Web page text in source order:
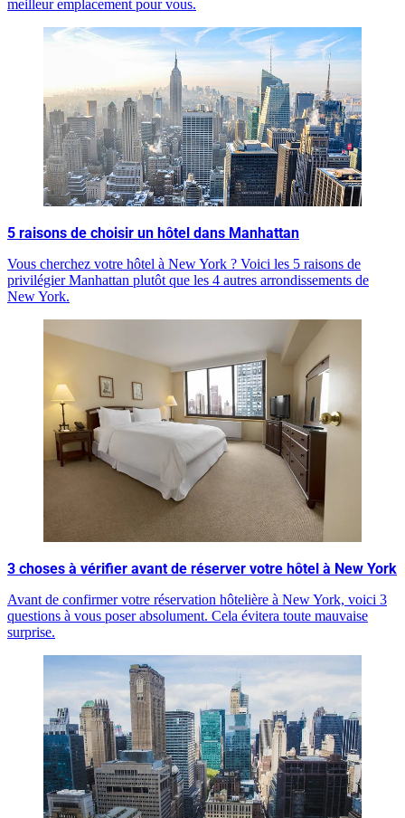
meilleur emplacement pour vous.
5 raisons de choisir un hôtel dans Manhattan
Vous cherchez votre hôtel à New York ? Voici les 5 raisons de
privilégier Manhattan plutôt que les 4 autres arrondissements de
New York.
3 choses à vérifier avant de réserver votre hôtel à New York
Avant de confirmer votre réservation hôtelière à New York, voici 3
questions à vous poser absolument. Cela évitera toute mauvaise
surprise.